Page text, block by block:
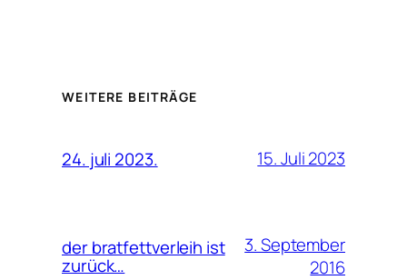
WEITERE BEITRÄGE
24. juli 2023. 15. Juli 2023
der bratfettverleih ist
zurück…
3. September
2016